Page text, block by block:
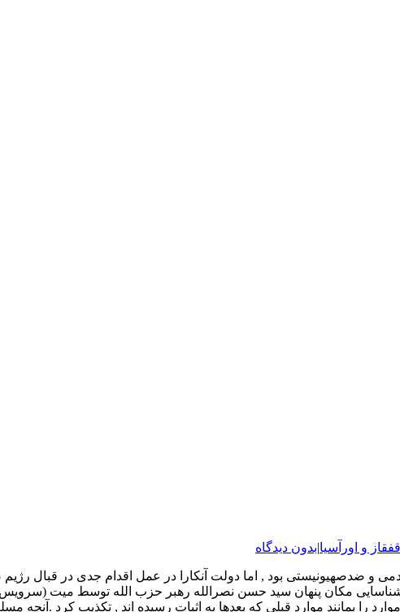
و اورآسیا|بدون دیدگاه
۳۳ روز جنگ ترکیه شاهد تظاهرات مردمی و ضدصهیونیستی بود , اما دولت آنکارا در عمل اقدام
شناسایی مکان پنهان سید حسن نصرالله رهبر حزب الله توسط میت
را بمانند موارد قبلی که بعدها به اثبات رسیده اند , تکذیب کرد .آنچه